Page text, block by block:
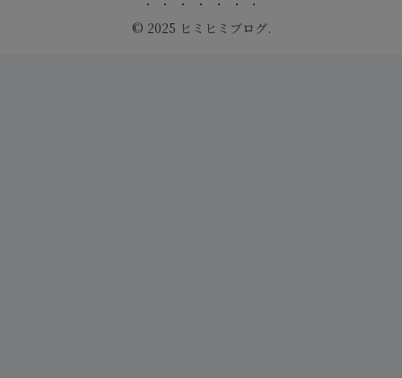
© 2025 ヒミヒミブログ.